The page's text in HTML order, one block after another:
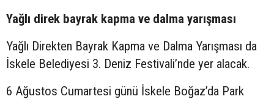
Yağlı direk bayrak kapma ve dalma yarışması
Yağlı Direkten Bayrak Kapma ve Dalma Yarışması da
İskele Belediyesi 3. Deniz Festivali’nde yer alacak.
6 Ağustos Cumartesi günü İskele Boğaz’da Park